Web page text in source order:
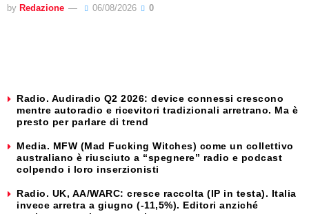
by Redazione 06/08/2026 0
Radio. Audiradio Q2 2026: device connessi crescono
mentre autoradio e ricevitori tradizionali arretrano. Ma è
presto per parlare di trend
Media. MFW (Mad Fucking Witches) come un collettivo
australiano è riusciuto a “spegnere” radio e podcast
colpendo i loro inserzionisti
Radio. UK, AA/WARC: cresce raccolta (IP in testa). Italia
invece arretra a giugno (-11,5%). Editori anziché